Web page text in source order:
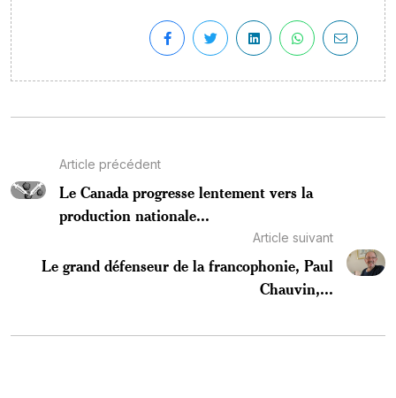
Article précédent
Le Canada progresse lentement vers la
production nationale...
Article suivant
Le grand défenseur de la francophonie, Paul
Chauvin,...